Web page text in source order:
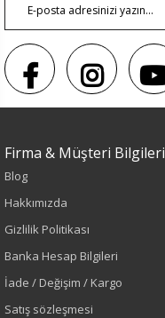
Sezon : KIŞLIK
Renk
Siyah
Bel
Firma & Müşteri Bilgileri
Blog
Hakkımızda
Gizlilik Politikası
Banka Hesap Bilgileri
İade / Değişim / Kargo
Satış sözleşmesi